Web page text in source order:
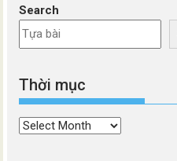
Search
Thời mục
Thời